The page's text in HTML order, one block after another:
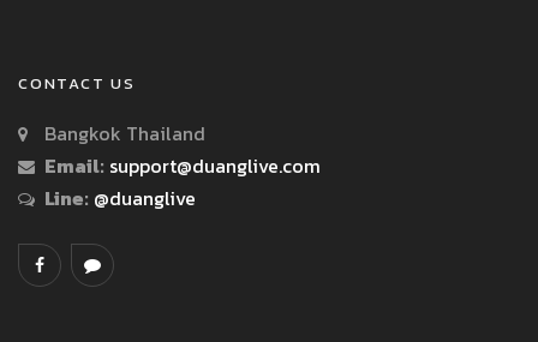
CONTACT US
Bangkok Thailand
Email: support@duanglive.com
Line: @duanglive